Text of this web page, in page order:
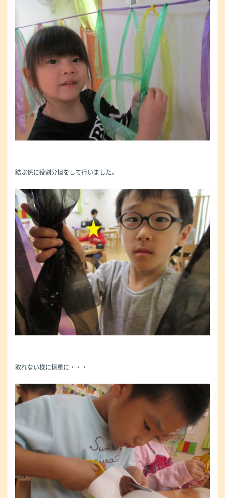
結ぶ係に役割分担をして行いました。
取れない様に慎重に・・・